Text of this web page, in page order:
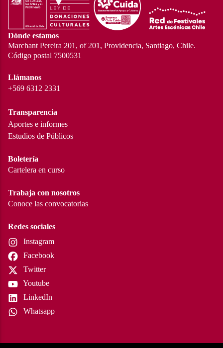
Dónde estamos
Marchant Pereira 201, of 201, Providencia, Santiago, Chile.
Código postal 7500531
Llámanos
+569 6312 2331
Transparencia
Aportes e informes
Estudios de Públicos
Boletería
Cartelera en curso
Trabaja con nosotros
Conoce las convocatorias
Redes sociales
Instagram
Facebook
Twitter
Youtube
LinkedIn
Whatsapp